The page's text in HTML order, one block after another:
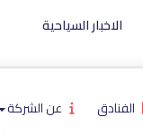
الاخبار السياحية
الفنادق عن الشركة